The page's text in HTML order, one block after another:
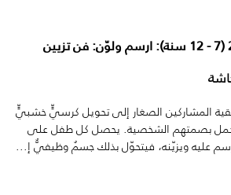
المخيم الصيفي 2026 (7 - 12 سنة): ارسم ولوّن: فن تزيين
المشاركين الصغار إلى تحويل كرسيٍّ خشبيٍّ
بصمتهم الشخصية. يحصل كل طفل على
عليه ويزيّنه، فيتحوّل بذلك جسمٌ وظيفيٌّ إ...